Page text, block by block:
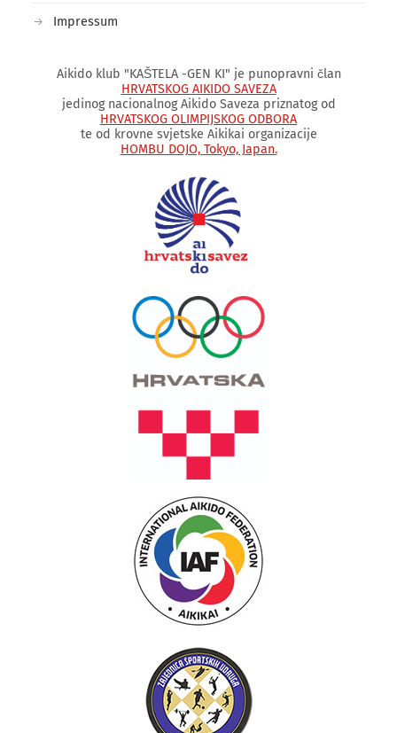
Impressum
Aikido klub "KAŠTELA -GEN KI" je punopravni član
HRVATSKOG AIKIDO SAVEZA
jedinog nacionalnog Aikido Saveza priznatog od
HRVATSKOG OLIMPIJSKOG ODBORA
te od krovne svjetske Aikikai organizacije
HOMBU DOJO, Tokyo, Japan.